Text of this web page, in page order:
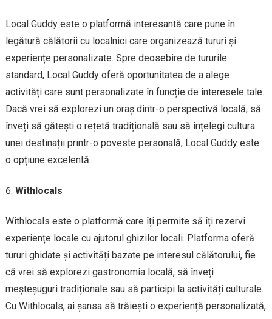
Local Guddy este o platformă interesantă care pune în
legătură călătorii cu localnici care organizează tururi și
experiențe personalizate. Spre deosebire de tururile
standard, Local Guddy oferă oportunitatea de a alege
activități care sunt personalizate în funcție de interesele tale.
Dacă vrei să explorezi un oraș dintr-o perspectivă locală, să
înveți să gătești o rețetă tradițională sau să înțelegi cultura
unei destinații printr-o poveste personală, Local Guddy este
o opțiune excelentă.
Withlocals
Withlocals este o platformă care îți permite să îți rezervi
experiențe locale cu ajutorul ghizilor locali. Platforma oferă
tururi ghidate și activități bazate pe interesul călătorului, fie
că vrei să explorezi gastronomia locală, să înveți
meșteșuguri tradiționale sau să participi la activități culturale.
Cu Withlocals, ai șansa să trăiești o experiență personalizată,